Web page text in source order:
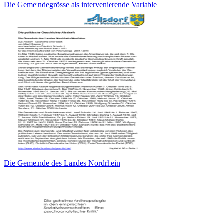
Die Gemeindegrösse als intervenierende Variable
Die Gemeinde des Landes Nordrhein